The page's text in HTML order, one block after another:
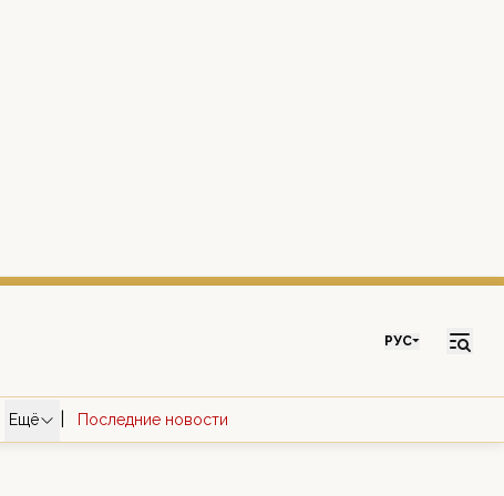
РУС
Ещё Последние новости